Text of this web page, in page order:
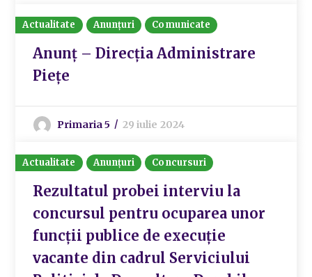
Actualitate Anunțuri Comunicate
Anunț – Direcția Administrare
Piețe
Primaria 5 29 iulie 2024
Actualitate Anunțuri Concursuri
Rezultatul probei interviu la
concursul pentru ocuparea unor
funcții publice de execuție
vacante din cadrul Serviciului